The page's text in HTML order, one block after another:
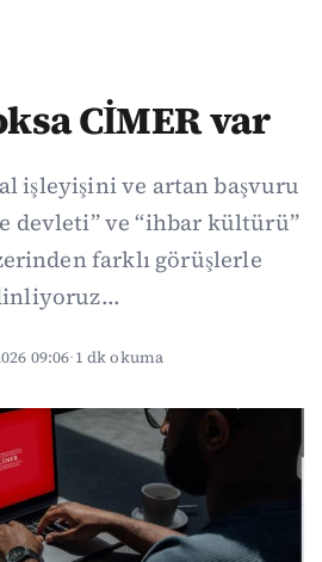
CİMER var
işleyişini ve artan başvuru
devleti” ve “ihbar kültürü”
farklı görüşlerle
09:06·1 dk okuma